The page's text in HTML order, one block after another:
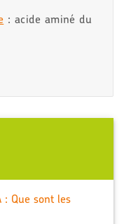
: acide aminé du
: Que sont les